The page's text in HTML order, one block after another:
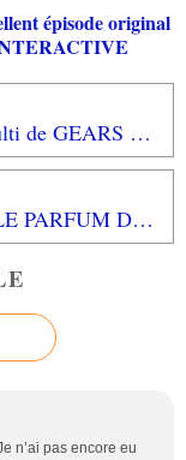
épisode original
[MES IMPRESSIONS] La BETA multi de GEARS OF WAR RELOADED XBOX SERIES X
[REVUE LIVRE PAPA GAMEUR] LE PARFUM DES GRANDES VACANCES de Thibault PRUGNE aux éditions MARGOT
n’ai pas encore eu